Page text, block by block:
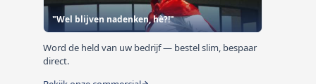
"Wel blijven nadenken, hè?!"
Word de held van uw bedrijf — bestel slim, bespaar
direct.